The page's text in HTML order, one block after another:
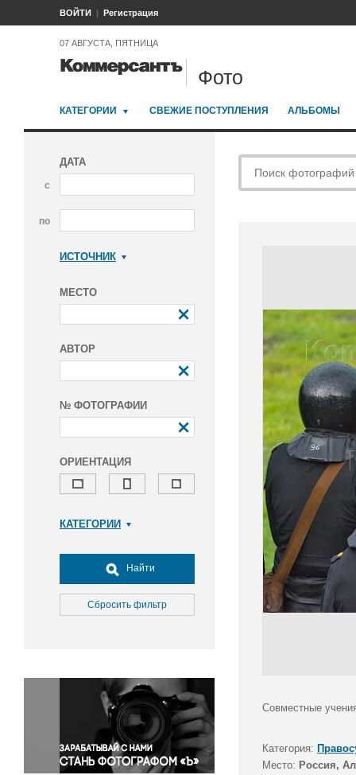
ВОЙТИ Регистрация
07 АВГУСТА, ПЯТНИЦА
Фото
КАТЕГОРИИ СВЕЖИЕ ПОСТУПЛЕНИЯ АЛЬБОМЫ
ДАТА
с
по
ИСТОЧНИК
МЕСТО
АВТОР
№ ФОТОГРАФИИ
ОРИЕНТАЦИЯ
КАТЕГОРИИ
Досуг, туризм и отдых
Культура
Медицина
Окружающая среда
Политика
Правосудие
Происшествия и конфликты
Религия
Найти
Сбросить фильтр
Совместные
Категория:
Место: Россия,